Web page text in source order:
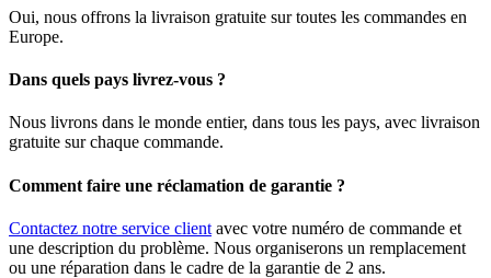
Oui, nous offrons la livraison gratuite sur toutes les commandes en
Europe.
Dans quels pays livrez-vous ?
Nous livrons dans le monde entier, dans tous les pays, avec livraison
gratuite sur chaque commande.
Comment faire une réclamation de garantie ?
Contactez notre service client avec votre numéro de commande et
une description du problème. Nous organiserons un remplacement
ou une réparation dans le cadre de la garantie de 2 ans.